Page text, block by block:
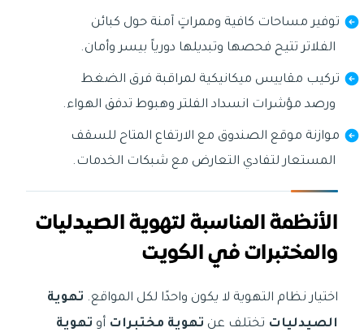
توفير مساحات كافية وممراتٍ آمنة حول كبائن
الفلاتر تتيح فحصها وتبديلها دورياً بيسر وأمان.
تركيب مقاييس ميكانيكية لمراقبة فرق الضغط
ورصد مؤشرات انسداد الفلتر وهبوط تدفق الهواء.
موازنة موقع الصندوق مع الارتفاع المتاح للسقف
المستعار لتفادي التعارض مع شبكات الخدمات.
الأنظمة المناسبة لتهوية الصيدليات
والمختبرات في الكويت
اختيار نظام التهوية لا يكون واحدًا لكل المواقع. تهوية
الصيدليات تختلف عن تهوية مختبرات أو تهوية